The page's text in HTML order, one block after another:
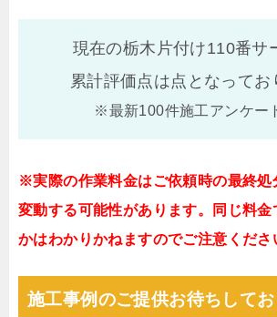
現在の栃木片付け110番サ
累計評価点は点となってお
※最新100件施工アンケー
※実際の作業料金はご依頼時の最終処
変動する可能性があります。同じ料金
かはわかりかねますのでご注意くださ
施工事例のご提供お待ちしてお